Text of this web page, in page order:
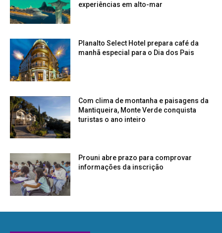
experiências em alto-mar
Planalto Select Hotel prepara café da
manhã especial para o Dia dos Pais
Com clima de montanha e paisagens da
Mantiqueira, Monte Verde conquista
turistas o ano inteiro
Prouni abre prazo para comprovar
informações da inscrição